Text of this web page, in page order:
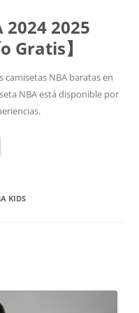
2025
Gratis】
NBA baratas en
NBA está disponible por
KIDS